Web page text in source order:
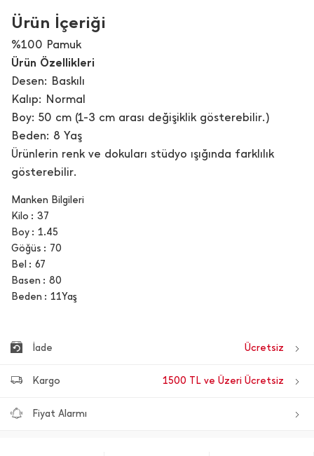
Ürün İçeriği
%100 Pamuk
Ürün Özellikleri
Desen: Baskılı
Kalıp: Normal
Boy: 50 cm (1-3 cm arası değişiklik gösterebilir.)
Beden: 8 Yaş
Ürünlerin renk ve dokuları stüdyo ışığında farklılık
gösterebilir.
Manken Bilgileri
Kilo
37
Boy
1.45
Göğüs
70
Bel
67
Basen
80
Beden
11Yaş
İade Ücretsiz
Kargo 1500 TL ve Üzeri Ücretsiz
Fiyat Alarmı